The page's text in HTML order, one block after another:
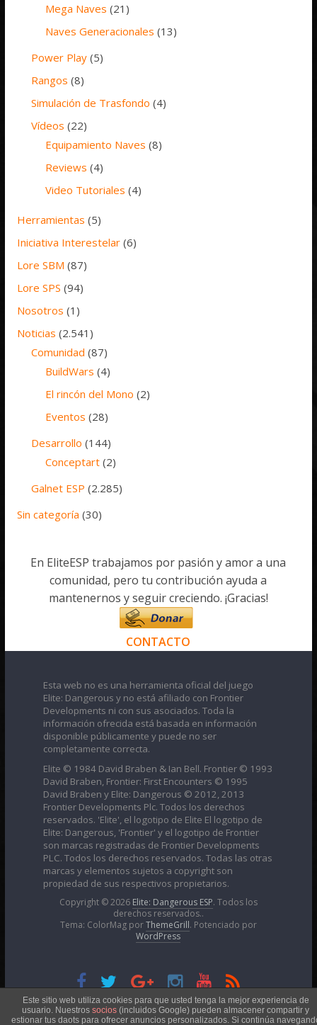
Mega Naves (21)
Naves Generacionales (13)
Power Play (5)
Rangos (8)
Simulación de Trasfondo (4)
Vídeos (22)
Equipamiento Naves (8)
Reviews (4)
Video Tutoriales (4)
Herramientas (5)
Iniciativa Interestelar (6)
Lore SBM (87)
Lore SPS (94)
Nosotros (1)
Noticias (2.541)
Comunidad (87)
BuildWars (4)
El rincón del Mono (2)
Eventos (28)
Desarrollo (144)
Conceptart (2)
Galnet ESP (2.285)
Sin categoría (30)
En EliteESP trabajamos por pasión y amor a una
comunidad, pero tu contribución ayuda a
mantenernos y seguir creciendo. ¡Gracias!
CONTACTO
Esta web no es una herramienta oficial del juego
Elite: Dangerous y no está afiliado con Frontier
Developments ni con sus asociados. Toda la
información ofrecida está basada en información
disponible públicamente y puede no ser
completamente correcta.
Elite © 1984 David Braben & Ian Bell. Frontier © 1993
David Braben, Frontier: First Encounters © 1995
David Braben y Elite: Dangerous © 2012, 2013
Frontier Developments Plc. Todos los derechos
reservados. 'Elite', el logotipo de Elite El logotipo de
Elite: Dangerous, 'Frontier' y el logotipo de Frontier
son marcas registradas de Frontier Developments
PLC. Todos los derechos reservados. Todas las otras
marcas y elementos sujetos a copyright son
propiedad de sus respectivos propietarios.
Copyright © 2026 Elite: Dangerous ESP. Todos los
derechos reservados..
Tema: ColorMag porThemeGrill. Potenciado por
WordPress
Esta obra está bajo unaLicencia Creative Commons
Este sitio web utiliza cookies para que usted tenga la mejor experiencia de
usuario. Nuestros socios (incluidos Google) pueden almacener compartir y
estionar tus daots para ofrecer anuncios personalizados. Si continúa